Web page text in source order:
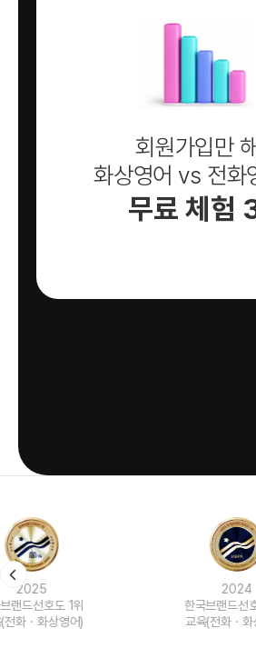
회원가입만
화상영어 vs 전화
무료 체험
한국브랜드선호도 1위
교육(전화ㆍ화상영어)